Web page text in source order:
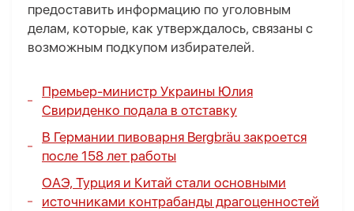
предоставить информацию по уголовным
делам, которые, как утверждалось, связаны с
возможным подкупом избирателей.
Премьер-министр Украины Юлия
Свириденко подала в отставку
В Германии пивоварня Bergbräu закроется
после 158 лет работы
ОАЭ, Турция и Китай стали основными
источниками контрабанды драгоценностей